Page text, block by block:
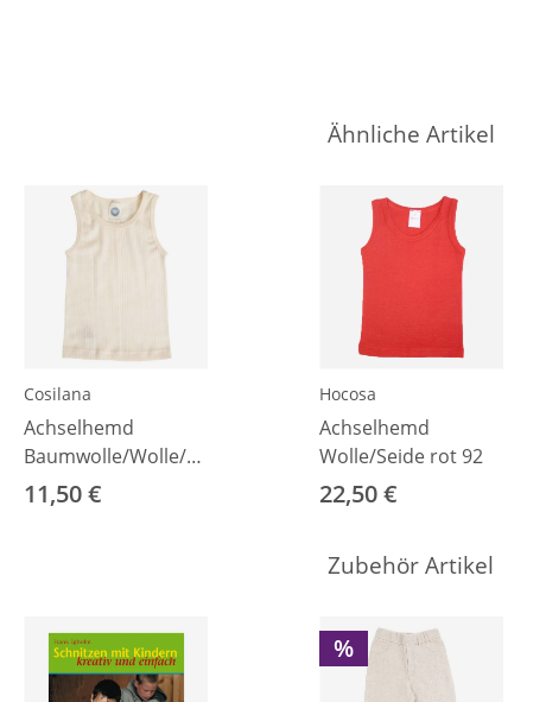
Ähnliche Artikel
Cosilana
Achselhemd
Baumwolle/Wolle/Seide
natur 92
11,50 €
Hocosa
Achselhemd
Wolle/Seide rot 92
22,50 €
Zubehör Artikel
%